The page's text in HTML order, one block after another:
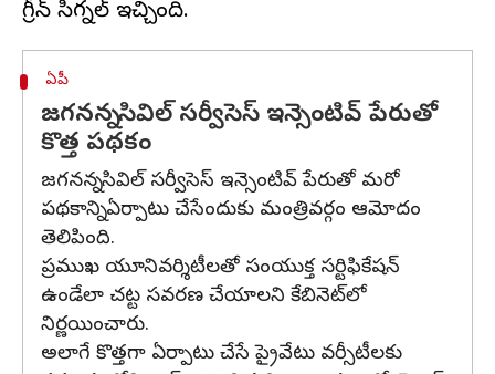
ఏపీ
జగనన్న సివిల్ సర్వీసెస్ ఇన్సెంటివ్ పేరుతో
కొత్త పథకం
జగనన్న సివిల్ సర్వీసెస్ ఇన్సెంటివ్ పేరుతో మరో
పథకాన్ని ఏర్పాటు చేసేందుకు మంత్రివర్గం ఆమోదం
తెలిపింది.
ప్రముఖ యూనివర్శిటీలతో సంయుక్త సర్టిఫికేషన్‌
ఉండేలా చట్ట సవరణ చేయాలని కేబినె‌ట్‌లో
నిర్ణయించారు.
అలాగే కొత్తగా ఏర్పాటు చేసే ప్రైవేటు వర్సీటీలకు